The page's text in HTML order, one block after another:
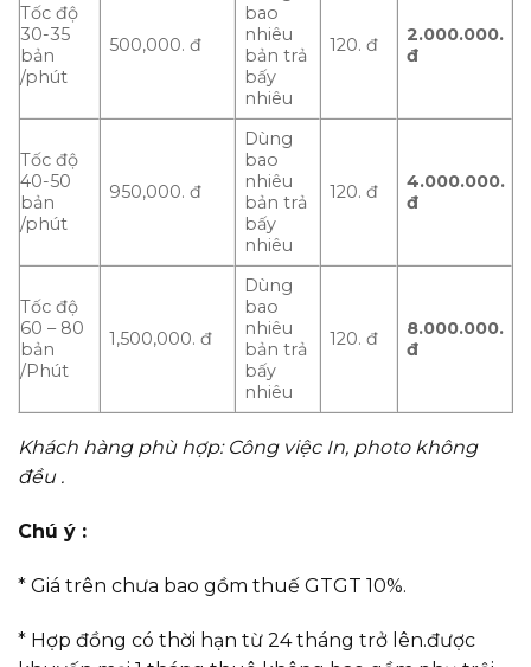
Tốc độ
30-35
bản
/phút
500,000. đ
bao
nhiêu
bản trả
bấy
nhiêu
120. đ
2.000.000.
đ
Tốc độ
40-50
bản
/phút
950,000. đ
Dùng
bao
nhiêu
bản trả
bấy
nhiêu
120. đ
4.000.000.
đ
Tốc độ
60 – 80
bản
/Phút
1,500,000. đ
Dùng
bao
nhiêu
bản trả
bấy
nhiêu
120. đ
8.000.000.
đ
Khách hàng phù hợp: Công việc In, photo không
đều .
Chú ý :
* Giá trên chưa bao gồm thuế GTGT 10%.
* Hợp đồng có thời hạn từ 24 tháng trở lên.được